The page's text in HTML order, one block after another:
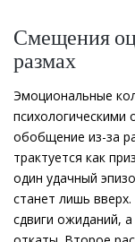
Смещения
размах
Эмоциональные
обобщение из-за
трактуется как
один удачный
станет лишь
сдвиги ожиданий,